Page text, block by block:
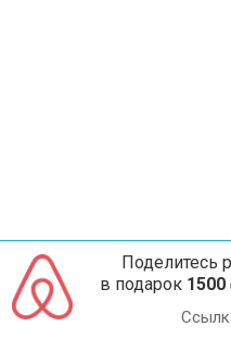
Поделитесь
в подарок 1500